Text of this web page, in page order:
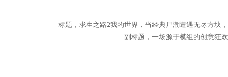
标题，求生之路2我的世界，当经典尸潮遭遇无尽方块，
副标题，一场源于模组的创意狂欢